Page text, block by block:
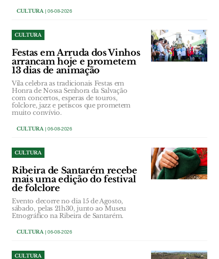
CULTURA| 06-08-2026
CULTURA
Festas em Arruda dos Vinhos
arrancam hoje e prometem
13 dias de animação
Vila celebra as tradicionais Festas em
Honra de Nossa Senhora da Salvação
com concertos, esperas de touros,
folclore, jazz e petiscos que prometem
muito convívio.
CULTURA| 06-08-2026
CULTURA
Ribeira de Santarém recebe
mais uma edição do festival
de folclore
Evento decorre no dia 15 de Agosto,
sábado, pelas 21h30, junto ao Museu
Etnográfico na Ribeira de Santarém.
CULTURA| 06-08-2026
CULTURA